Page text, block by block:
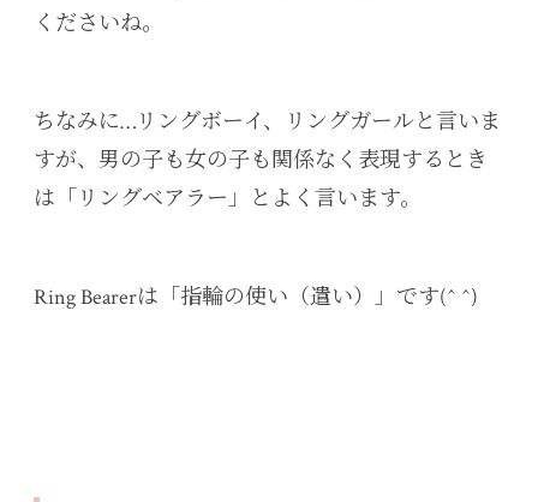
くださいね。
ちなみに…リングボーイ、リングガールと言いま
すが、男の子も女の子も関係なく表現するとき
は「リングベアラー」とよく言います。
Ring Bearerは「指輪の使い（遣い）」です(^ ^)